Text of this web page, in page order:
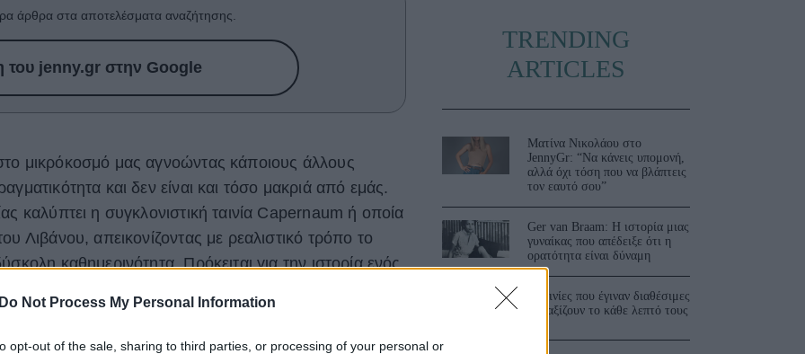
Do Not Process My Personal Information
opt-out of the sale, sharing to third parties, or processing of your personal or
άρθρα στα αποτελέσματα αναζήτησης.
του jenny.gr στην Google
μικρόκοσμό μας αγνοώντας κάποιους άλλους
και δεν είναι και τόσο μακριά από εμάς.
καλύπτει η συγκλονιστική ταινία Capernaum ή οποία
Λιβάνου, απεικονίζοντας με ρεαλιστικό τρόπο το
καθημερινότητα. Πρόκειται για την ιστορία ενός
στις κακουχίες που έρχεται αντιμέτωπος και παλεύει
TRENDING
ARTICLES
Ματίνα Νικολάου στο
JennyGr: “Να κάνεις υπομονή,
αλλά όχι τόση που να βλάπτεις
τον εαυτό σου”
Ger van Braam: Η ιστορία μιας
γυναίκας που απέδειξε ότι η
ορατότητα είναι δύναμη
3 ταινίες που έγιναν διαθέσιμες
και αξίζουν το κάθε λεπτό τους